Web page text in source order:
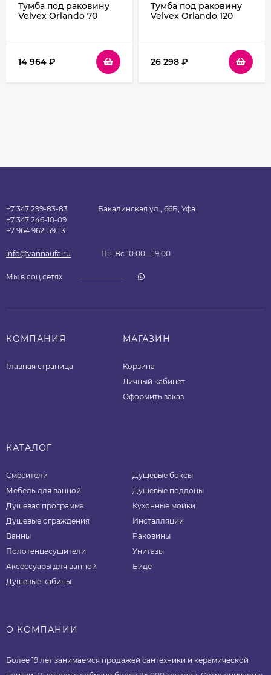
Тумба под раковину
Velvex Orlando 70
14 964 ₽
Тумба под раковину
Velvex Orlando 120
26 298 ₽
+7 347 299-83-83
+7 347 246-10-09
+7 964 962-59-13
Бакалинская ул., 66Б, Уфа
info@vannaufa.ru Пн-Вс 10:00—19:00
Мы в соц.сетях
КОМПАНИЯ
Главная страница
МАГАЗИН
Корзина
Личный кабинет
Оформить заказ
КАТАЛОГ
Смесители
Мебель для ванной
Душевая программа
Душевые ограждения
Ванны
Полотенцесушители
Аксессуары для ванной
Душевые кабины
Душевые боксы
Душевые поддоны
Кухонные мойки
Инсталляции
Раковины
Унитазы
Биде
О КОМПАНИИ
Более 19 лет занимаемся продажей сантехники и керамической